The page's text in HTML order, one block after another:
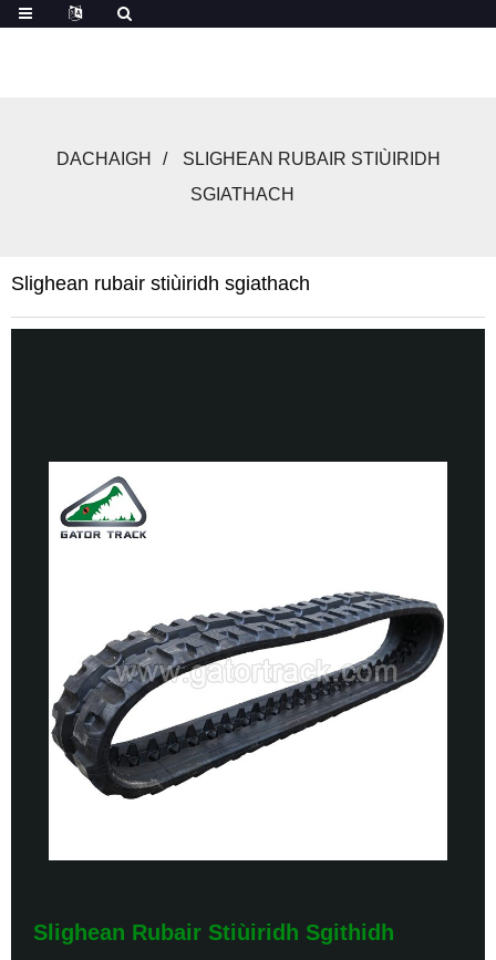
DACHAIGH
SLIGHEAN RUBAIR STIÙIRIDH
SGIATHACH
Slighean rubair stiùiridh sgiathach
Slighean Rubair Stiùiridh Sgithidh